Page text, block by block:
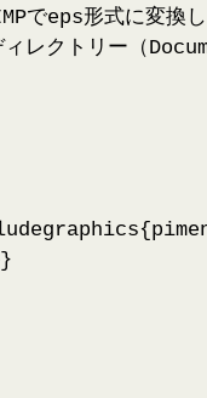
でeps形式に変換
レクトリー（